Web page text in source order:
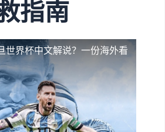
指南
世界杯中文解说？一份海外看